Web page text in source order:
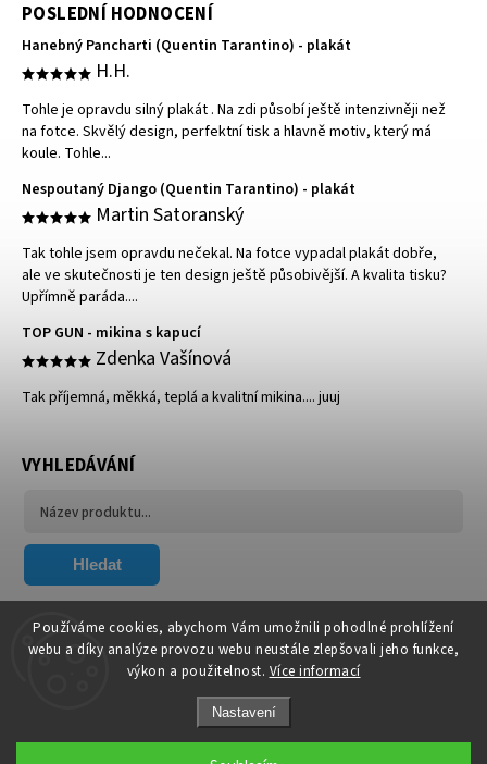
Používáme cookies, abychom Vám umožnili pohodlné prohlížení
webu a díky analýze provozu webu neustále zlepšovali jeho funkce,
výkon a použitelnost. Více informací
Nastavení
POSLEDNÍ HODNOCENÍ
Hanebný Pancharti (Quentin Tarantino) - plakát
H.H.
Tohle je opravdu silný plakát . Na zdi působí ještě intenzivněji než
na fotce. Skvělý design, perfektní tisk a hlavně motiv, který má
koule. Tohle...
Nespoutaný Django (Quentin Tarantino) - plakát
Martin Satoranský
Tak tohle jsem opravdu nečekal. Na fotce vypadal plakát dobře,
ale ve skutečnosti je ten design ještě působivější. A kvalita tisku?
Upřímně paráda....
TOP GUN - mikina s kapucí
Zdenka Vašínová
Tak příjemná, měkká, teplá a kvalitní mikina.... juuj
VYHLEDÁVÁNÍ
Hledat
FACEBOOK